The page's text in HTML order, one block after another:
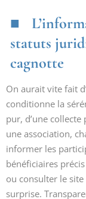
statuts
cagnotte
On aurait vite fait
conditionne la
pur, d’une
une association,
informer les
bénéficiaires
ou consulter le
surprise.